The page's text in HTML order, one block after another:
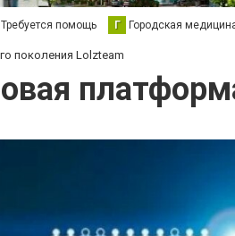
Требуется помощь Г Городская
поколения Lolzteam